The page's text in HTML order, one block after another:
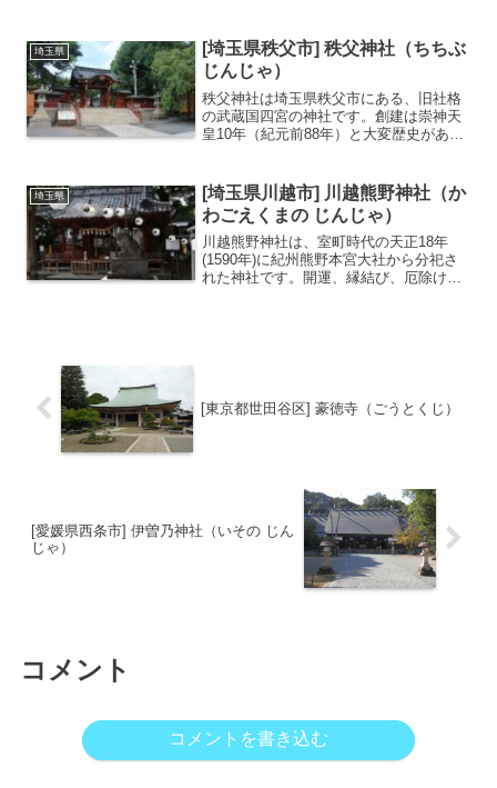
ることから、出世明神とも呼ばれます。
高句麗からの渡来人...
埼玉県
[埼玉県秩父市] 秩父神社（ちちぶ
じんじゃ）
秩父神社は埼玉県秩父市にある、旧社格
の武蔵国四宮の神社です。創建は崇神天
皇10年（紀元前88年）と大変歴史があり
「秩父夜祭」はユネスコ無形文化遺産に
登録されている祭典とし...
埼玉県
[埼玉県川越市] 川越熊野神社（か
わごえくまの じんじゃ）
川越熊野神社は、室町時代の天正18年
(1590年)に紀州熊野本宮大社から分祀さ
れた神社です。開運、縁結び、厄除けに
[東京都世田谷区] 豪徳寺（ごうとくじ）
[愛媛県西条市] 伊曽乃神社（いその じん
じゃ）
コメント
コメントを書き込む